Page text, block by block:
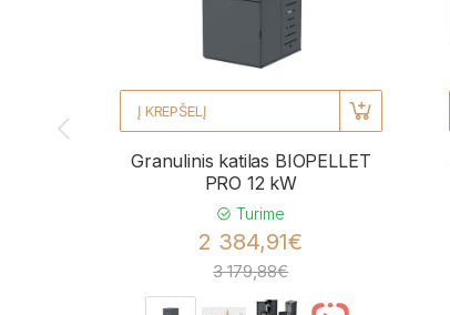
Į KREPŠELĮ
Granulinis katilas BIOPELLET
PRO 12 kW
Turime
2 384,91€
3 179,88€